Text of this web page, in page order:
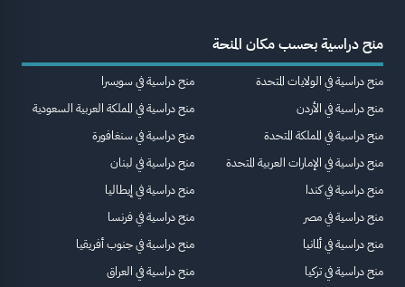
منح دراسية بحسب مكان المنحة
منح دراسية في الولايات المتحدة
منح دراسية في الأردن
منح دراسية في المملكة المتحدة
منح دراسية في الإمارات العربية المتحدة
منح دراسية في كندا
منح دراسية في مصر
منح دراسية في ألمانيا
منح دراسية في تركيا
منح دراسية في سويسرا
منح دراسية في المملكة العربية السعودية
منح دراسية في سنغافورة
منح دراسية في لبنان
منح دراسية في إيطاليا
منح دراسية في فرنسا
منح دراسية في جنوب أفريقيا
منح دراسية في العراق